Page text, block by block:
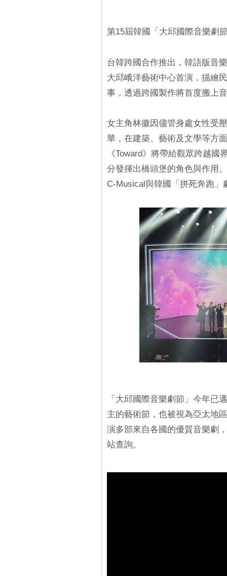
第15屆韓國「大邱國際音樂劇
台韓跨國合作推出，韓語版音
大邱峨洋藝術中心首演，描繪
事，透過跨國製作將首度搬上
女主角林徽因儘管身處女性受
華，在建築、藝術及文學等方
《Toward》將帶給觀眾跨越
分發揮出橋頭堡的角色與作用
C-Musical與韓國「拼死奔跑」
「大邱國際音樂劇節」今年已
主的藝術節，也被視為亞太地
演多部來自各國的優質音樂劇
站查詢。